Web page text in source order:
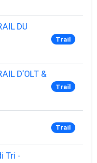
DU
Trail
D'OLT &
Trail
Trail
Tri -